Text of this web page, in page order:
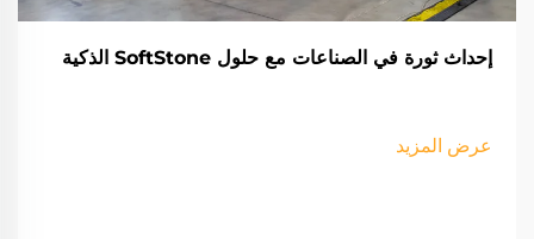
إحداث ثورة في الصناعات مع حلول SoftStone الذكية
عرض المزيد